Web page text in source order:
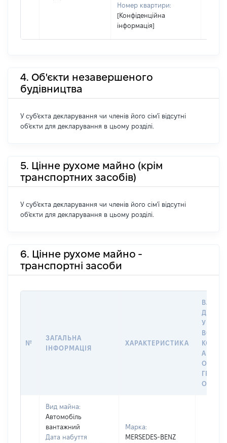
Номер квартири:
[Конфіденційна
інформація]
4. Об'єкти незавершеного
будівництва
У суб'єкта декларування чи членів його сім'ї відсутні
об'єкти для декларування в цьому розділі.
5. Цінне рухоме майно (крім
транспортних засобів)
У суб'єкта декларування чи членів його сім'ї відсутні
об'єкти для декларування в цьому розділі.
6. Цінне рухоме майно -
транспортні засоби
№
ЗАГАЛЬНА
ІНФОРМАЦІЯ
ХАРАКТЕРИСТИКА
ДАТУ
У
АБО
Вид майна:
Автомобіль
вантажний
Дата набуття
Марка:
MERSEDES-BENZ